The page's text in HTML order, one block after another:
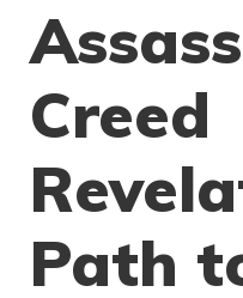
Creed
Path